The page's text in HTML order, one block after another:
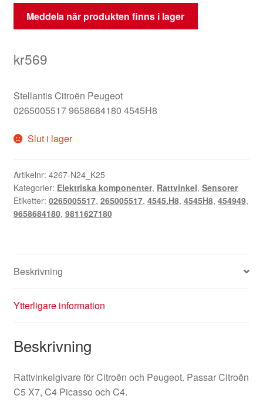
Meddela när produkten finns i lager
kr569
Stellantis Citroën Peugeot
0265005517 9658684180 4545H8
Slut i lager
Artikelnr: 4267-N24_K25
Kategorier: Elektriska komponenter, Rattvinkel, Sensorer
Etiketter: 0265005517, 265005517, 4545.H8, 4545H8, 454949,
9658684180, 9811627180
Beskrivning
Ytterligare information
Beskrivning
Rattvinkelgivare för Citroën och Peugeot. Passar Citroën
C5 X7, C4 Picasso och C4.